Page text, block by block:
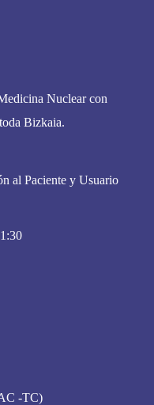
Nuclear con
Bizkaia.
al Paciente y Usuario
-TC)